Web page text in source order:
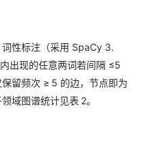
性标注（采用 SpaCy 3.
出现的任意两词若间隔 ≤5
留频次 ≥ 5 的边，节点即为
域图谱统计见表 2。